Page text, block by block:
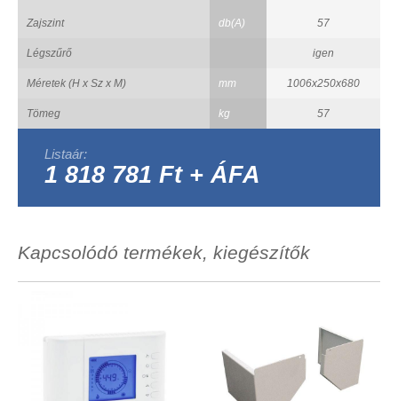
Zajszint db(A) 57
Légszűrő igen
Méretek (H x Sz x M) mm 1006x250x680
Tömeg kg 57
Listaár:
1 818 781 Ft + ÁFA
Kapcsolódó termékek, kiegészítők